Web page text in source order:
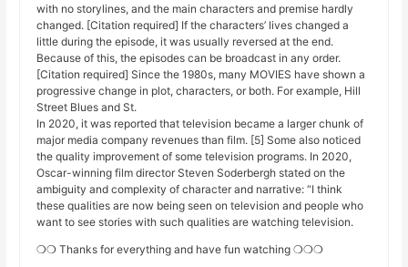
with no storylines, and the main characters and premise hardly
changed. [Citation required] If the characters’ lives changed a
little during the episode, it was usually reversed at the end.
Because of this, the episodes can be broadcast in any order.
[Citation required] Since the 1980s, many MOVIES have shown a
progressive change in plot, characters, or both. For example, Hill
Street Blues and St.
In 2020, it was reported that television became a larger chunk of
major media company revenues than film. [5] Some also noticed
the quality improvement of some television programs. In 2020,
Oscar-winning film director Steven Soderbergh stated on the
ambiguity and complexity of character and narrative: “I think
these qualities are now being seen on television and people who
want to see stories with such qualities are watching television.
❍❍ Thanks for everything and have fun watching ❍❍❍